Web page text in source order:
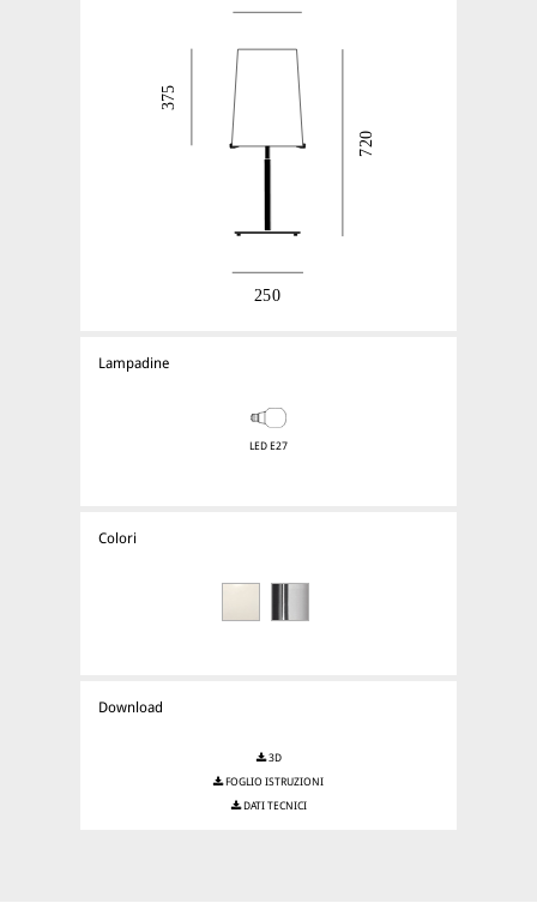
Lampadine
LED E27
Colori
Download
3D
FOGLIO ISTRUZIONI
DATI TECNICI